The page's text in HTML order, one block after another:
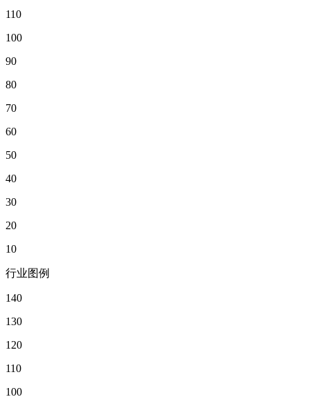
110
100
90
80
70
60
50
40
30
20
10
行业图例
140
130
120
110
100